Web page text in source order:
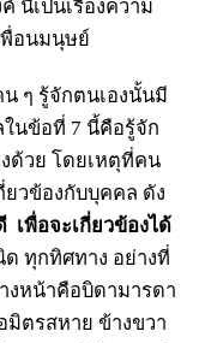
นี่เป็นเรื่องความ
พื่อนมนุษย์
ๆ รู้จักตนเองนั้นมี
นข้อที่ 7 นี้คือรู้จัก
ด้วย โดยเหตุที่คน
ยวข้องกับบุคคล ดัง
พื่อจะเกี่ยวข้องได้
ทุกทิศทาง อย่างที่
งหน้าคือบิดามารดา
มิตรสหาย ข้างขวา